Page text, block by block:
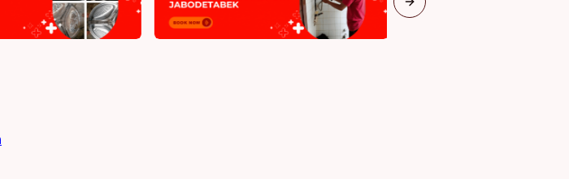
Next slide